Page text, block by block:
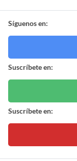
Síguenos en:
Suscríbete en:
Suscríbete en: